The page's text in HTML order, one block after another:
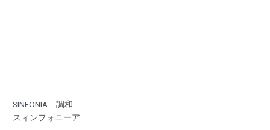
SINFONIA 調和
スィンフォニーア